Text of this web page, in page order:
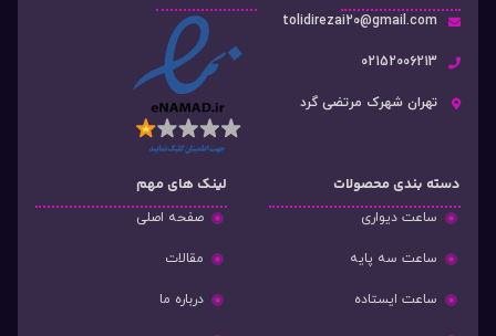
tolidirezai20@gmail.com
02152006213
تهران شهرک مرتضی گرد
دسته‌ بندی محصولات
ساعت دیواری
ساعت سه پایه
ساعت ایستاده
لینک های مهم
صفحه اصلی
مقالات
درباره ما